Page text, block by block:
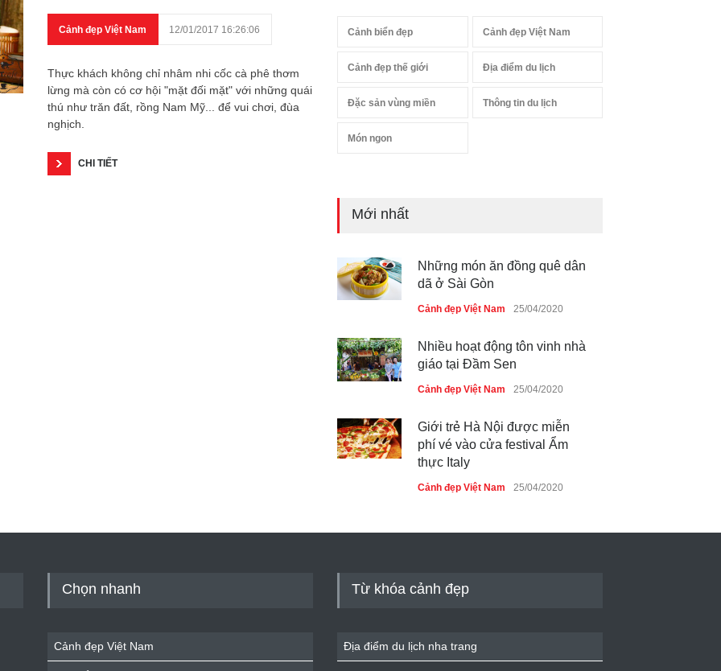
Cảnh đẹp Việt Nam 12/01/2017 16:26:06
Thực khách không chỉ nhâm nhi cốc cà phê thơm
lừng mà còn có cơ hội "mặt đối mặt" với những quái
thú như trăn đất, rồng Nam Mỹ... để vui chơi, đùa
nghịch.
CHI TIẾT
Cảnh biển đẹp Cảnh đẹp Việt Nam
Cảnh đẹp thế giới Địa điểm du lịch
Đặc sản vùng miền Thông tin du lịch
Món ngon
Mới nhất
Những món ăn đồng quê dân
dã ở Sài Gòn
Cảnh đẹp Việt Nam 25/04/2020
Nhiều hoạt động tôn vinh nhà
giáo tại Đầm Sen
Cảnh đẹp Việt Nam 25/04/2020
Giới trẻ Hà Nội được miễn
phí vé vào cửa festival Ẩm
thực Italy
Cảnh đẹp Việt Nam 25/04/2020
Cảnh đẹp Việt Nam
Chọn nhanh
Cảnh đẹp Việt Nam
Từ khóa cảnh đẹp
Địa điểm du lịch nha trang